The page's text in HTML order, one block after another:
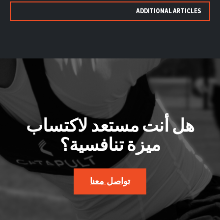
ADDITIONAL ARTICLES
هل أنت مستعد لاكتساب
ميزة تنافسية؟
تواصل معنا